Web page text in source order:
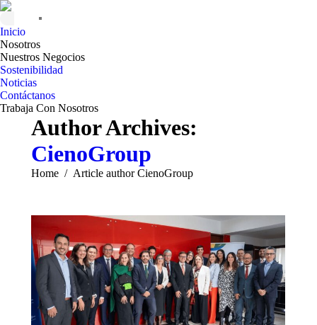
Inicio
Nosotros
Nuestros Negocios
Sostenibilidad
Noticias
Contáctanos
Trabaja Con Nosotros
Author Archives:
CienoGroup
You are here:
Home Article author CienoGroup